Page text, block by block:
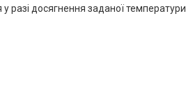
разі досягнення заданої температури.